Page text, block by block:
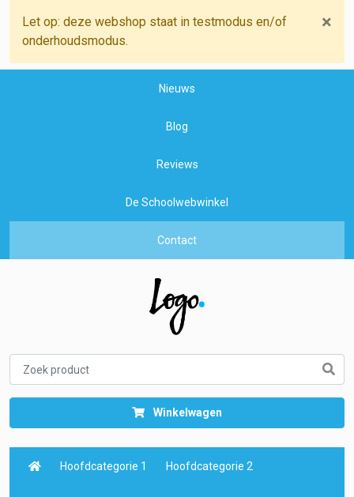
×
Let op: deze webshop staat in testmodus en/of
onderhoudsmodus.
Nieuws
Blog
Reviews
De Schoolwebwinkel
Contact
Winkelwagen
Hoofdcategorie 1 Hoofdcategorie 2